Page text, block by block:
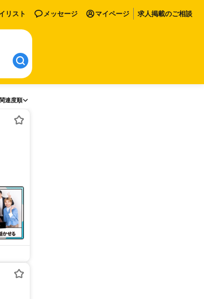
リスト メッセージ マイページ 求人掲載のご相談
関連度順